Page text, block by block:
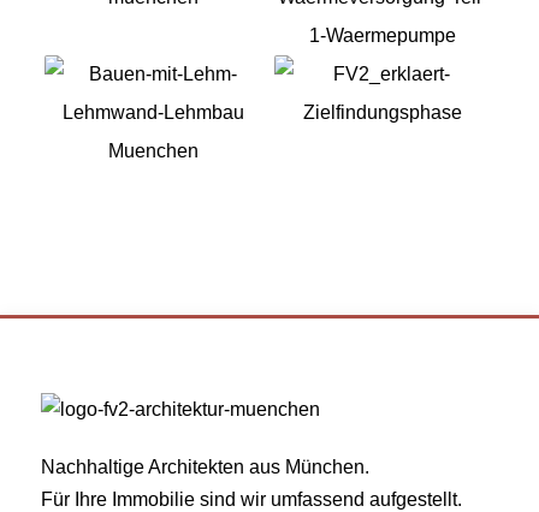
Nachhaltige Architekten aus München.
Für Ihre Immobilie sind wir umfassend aufgestellt.